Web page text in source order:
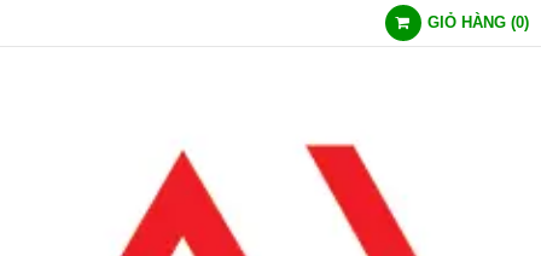
GIỎ HÀNG (0)